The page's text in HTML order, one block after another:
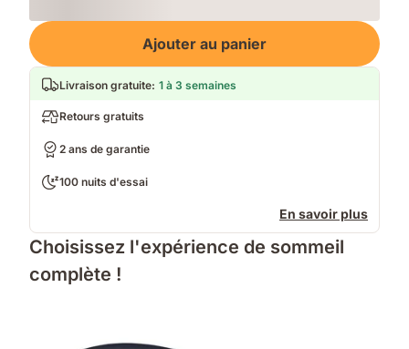
Loading
Ajouter au panier
Livraison gratuite: 1 à 3 semaines
Retours gratuits
2 ans de garantie
100 nuits d'essai
En savoir plus
Choisissez l'expérience de sommeil
complète !